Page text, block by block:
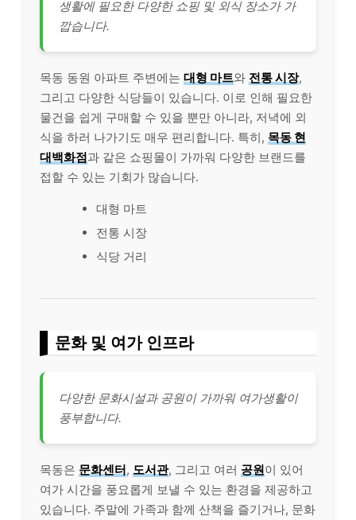
생활에 필요한 다양한 쇼핑 및 외식 장소가 가
깝습니다.
목동 동원 아파트 주변에는 대형 마트와 전통 시장,
그리고 다양한 식당들이 있습니다. 이로 인해 필요한
물건을 쉽게 구매할 수 있을 뿐만 아니라, 저녁에 외
식을 하러 나가기도 매우 편리합니다. 특히, 목동 현
대백화점과 같은 쇼핑몰이 가까워 다양한 브랜드를
접할 수 있는 기회가 많습니다.
대형 마트
전통 시장
식당 거리
문화 및 여가 인프라
다양한 문화시설과 공원이 가까워 여가생활이
풍부합니다.
목동은 문화센터, 도서관, 그리고 여러 공원이 있어
여가 시간을 풍요롭게 보낼 수 있는 환경을 제공하고
있습니다. 주말에 가족과 함께 산책을 즐기거나, 문화